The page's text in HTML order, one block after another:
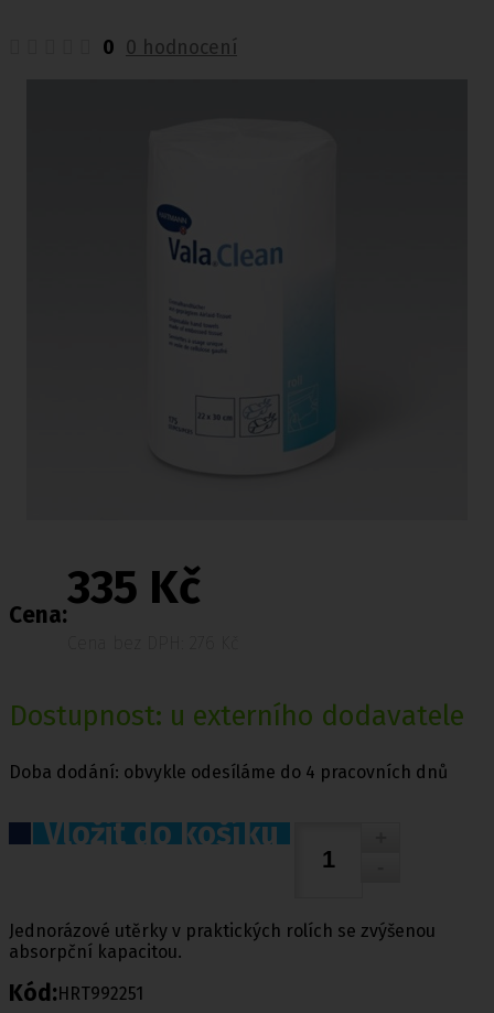
0 0 hodnocení
Cena:
335 Kč
Dostupnost: u externího dodavatele
Doba dodání: obvykle odesíláme do 4 pracovních dnů
Vložit do košíku
Jednorázové utěrky v praktických rolích se zvýšenou
absorpční kapacitou.
Kód:HRT992251